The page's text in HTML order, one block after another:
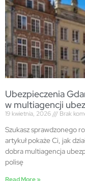
Ubezpieczenia
w multiagencji
19 kwietnia, 2026 Brak
Szukasz sprawdzonego
artykuł pokaże Ci, jak
dobra multiagencja
polisę